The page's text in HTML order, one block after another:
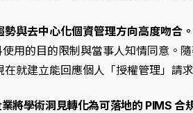
與去中心化個資管理方向高度吻合。
用的目的限制與當事人知情同意。
在就建立能回應個人「授權管理」請
將學術洞見轉化為可落地的 PIMS 合